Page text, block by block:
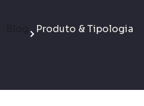
Produto & Tipologia